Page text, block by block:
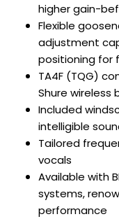
higher gain-
Flexible
adjustment
positioning for
TA4F (TQG)
Shure wireless
Included
intelligible
Tailored
vocals
Available with
systems,
performance